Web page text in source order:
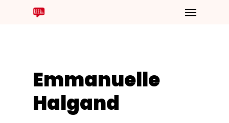
Emmanuelle
Halgand